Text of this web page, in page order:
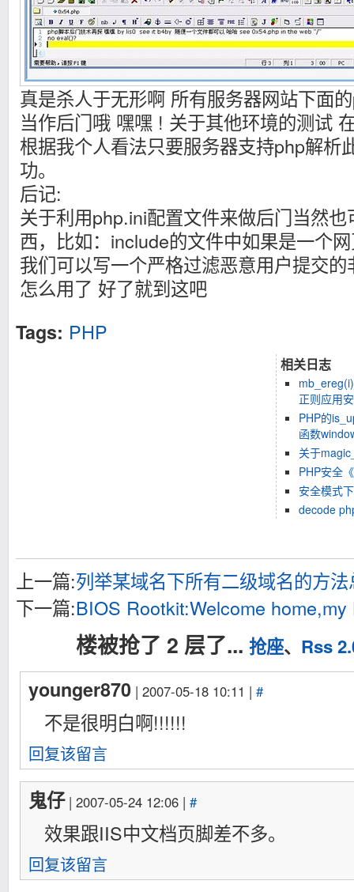
真是杀人于无形啊 所有服务器网站下面
当作后门哦 嘿嘿 ! 关于其他环境的测试
根据我个人看法只要服务器支持php解析
功。
后记:
关于利用php.ini配置文件来做后门当然
西，比如：include的文件中如果是一个
我们可以写一个严格过滤恶意用户提交
怎么用了 好了就到这吧
Tags: PHP
相关日志
正则应用
PHP的
函数
关于
PHP安全
安全模式
decode
上一篇:列举某域名下所有二级域名的方
下一篇:BIOS Rootkit:Welcome home,my
楼被抢了 2 层了... 抢座、 Rss
younger870 | 2007-05-18 10:11 | #
不是很明白啊!!!!!!
回复该留言
鬼仔| 2007-05-24 12:06 | #
效果跟IIS中文档页脚差不多。
回复该留言